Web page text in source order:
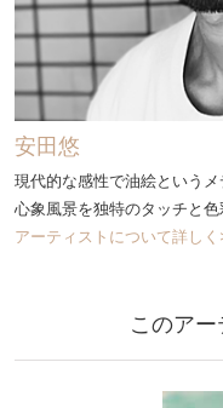
安田悠
現代的な感性で油絵という
心象風景を独特のタッチと
アーティストについて詳しく
このア